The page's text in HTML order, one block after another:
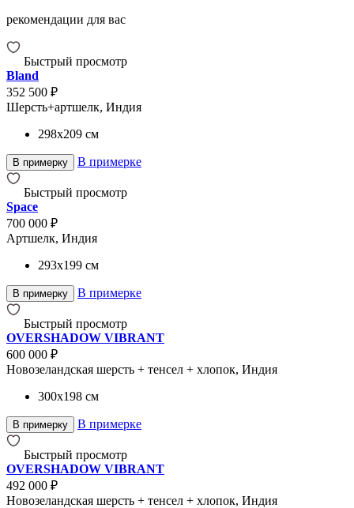
рекомендации для вас
Быстрый просмотр
Bland
352 500 ₽
Шерсть+артшелк, Индия
298x209 см
В примерку В примерке
Быстрый просмотр
Space
700 000 ₽
Артшелк, Индия
293x199 см
В примерку В примерке
Быстрый просмотр
OVERSHADOW VIBRANT
600 000 ₽
Новозеландская шерсть + тенсел + хлопок, Индия
300x198 см
В примерку В примерке
Быстрый просмотр
OVERSHADOW VIBRANT
492 000 ₽
Новозеландская шерсть + тенсел + хлопок, Индия